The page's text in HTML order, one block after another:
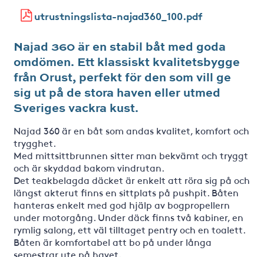
utrustningslista-najad360_100.pdf
Najad 360 är en stabil båt med goda
omdömen. Ett klassiskt kvalitetsbygge
från Orust, perfekt för den som vill ge
sig ut på de stora haven eller utmed
Sveriges vackra kust.
Najad 360 är en båt som andas kvalitet, komfort och
trygghet.
Med mittsittbrunnen sitter man bekvämt och tryggt
och är skyddad bakom vindrutan.
Det teakbelagda däcket är enkelt att röra sig på och
längst akterut finns en sittplats på pushpit. Båten
hanteras enkelt med god hjälp av bogpropellern
under motorgång. Under däck finns två kabiner, en
rymlig salong, ett väl tilltaget pentry och en toalett.
Båten är komfortabel att bo på under långa
semestrar ute på havet.